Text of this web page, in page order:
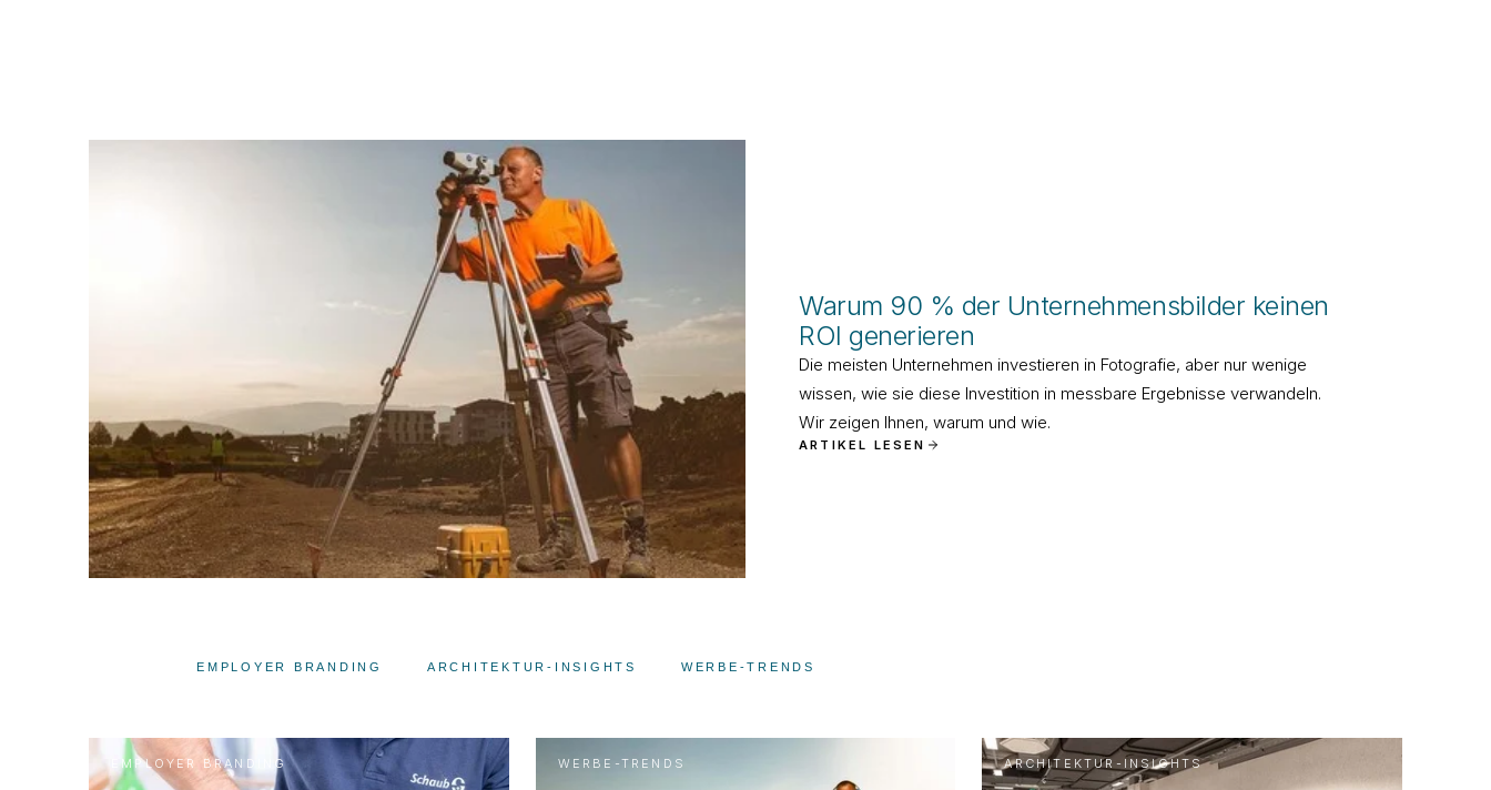
Warum 90 % der Unternehmensbilder keinen
ROI generieren
Die meisten Unternehmen investieren in Fotografie, aber nur wenige
wissen, wie sie diese Investition in messbare Ergebnisse verwandeln.
Wir zeigen Ihnen, warum und wie.
ARTIKEL LESEN
EMPLOYER BRANDING ARCHITEKTUR-INSIGHTS WERBE-TRENDS
EMPLOYER BRANDING WERBE-TRENDS ARCHITEKTUR-INSIGHTS